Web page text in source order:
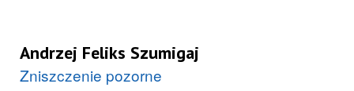
Andrzej Feliks Szumigaj
Zniszczenie pozorne